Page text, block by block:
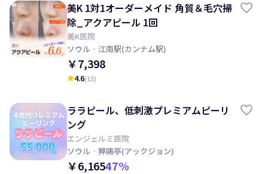
美K 1対1オーダーメイド 角質＆毛穴掃
除_アクアピール 1回
美K医院
ソウル · 江南駅(カンナム駅)
￥7,398
kid_star4.6(13)
ララピール、低刺激プレミアムピーリ
ング
エンジェルミ医院
ソウル · 狎鷗亭(アックジョン)
￥6,16547%